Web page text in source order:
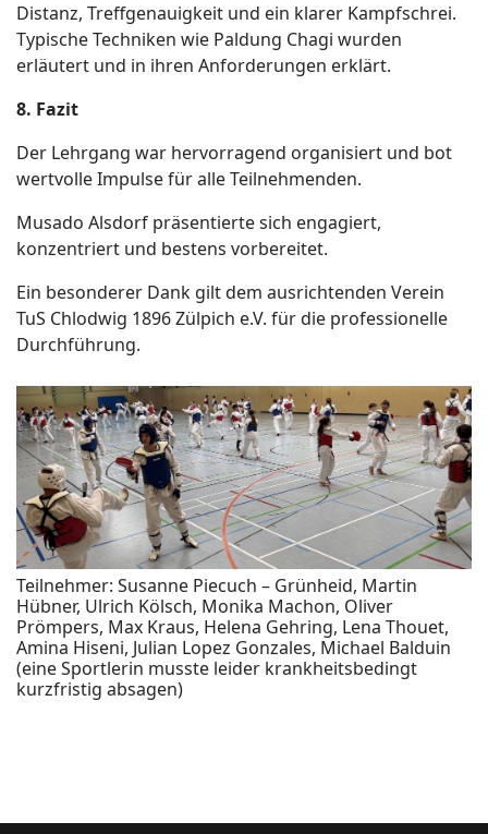
Distanz, Treffgenauigkeit und ein klarer Kampfschrei.
Typische Techniken wie Paldung Chagi wurden
erläutert und in ihren Anforderungen erklärt.
8. Fazit
Der Lehrgang war hervorragend organisiert und bot
wertvolle Impulse für alle Teilnehmenden.
Musado Alsdorf präsentierte sich engagiert,
konzentriert und bestens vorbereitet.
Ein besonderer Dank gilt dem ausrichtenden Verein
TuS Chlodwig 1896 Zülpich e.V. für die professionelle
Durchführung.
Teilnehmer: Susanne Piecuch – Grünheid, Martin
Hübner, Ulrich Kölsch, Monika Machon, Oliver
Prömpers, Max Kraus, Helena Gehring, Lena Thouet,
Amina Hiseni, Julian Lopez Gonzales, Michael Balduin
(eine Sportlerin musste leider krankheitsbedingt
kurzfristig absagen)